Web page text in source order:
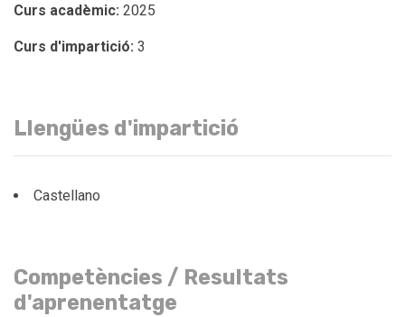
Curs acadèmic: 2025
Curs d'impartició: 3
Llengües d'impartició
Castellano
Competències / Resultats
d'aprenentatge